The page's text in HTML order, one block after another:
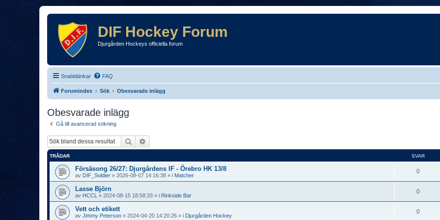
DIF Hockey Forum
Djurgården Hockeys officiella forum
Snabblänkar FAQ
Forumindex Sök Obesvarade inlägg
Obesvarade inlägg
Gå till avancerad sökning
Sök
TRÅDAR SVAR
Försäsong 26/27: Djurgårdens IF - Örebro HK 13/8
av DIF_Soldier » 2026-08-07 14:16:38 » i Matcher
0
Lasse Björn
av HCCL » 2024-08-15 18:58:33 » i Rinkside Bar
0
Vett och etikett
av Jimmy Peterson » 2024-04-20 14:20:26 » i Djurgården Hockey
0